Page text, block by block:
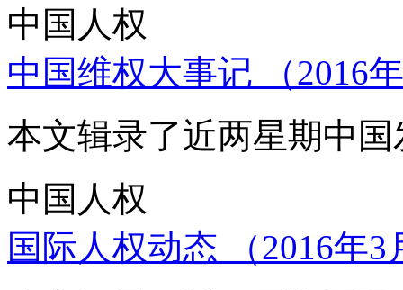
中国人权
中国维权大事记 （2016
本文辑录了近两星期中
中国人权
国际人权动态 （2016年